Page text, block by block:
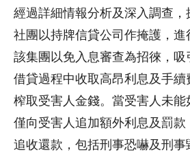
經過詳細情報分析及深入調查，
社團以持牌信貸公司作掩護，進
該集團以免入息審查為招徠，吸
借貸過程中收取高昂利息及手續
榨取受害人金錢。當受害人未能
僅向受害人追加額外利息及罰
追收還款，包括刑事恐嚇及刑事